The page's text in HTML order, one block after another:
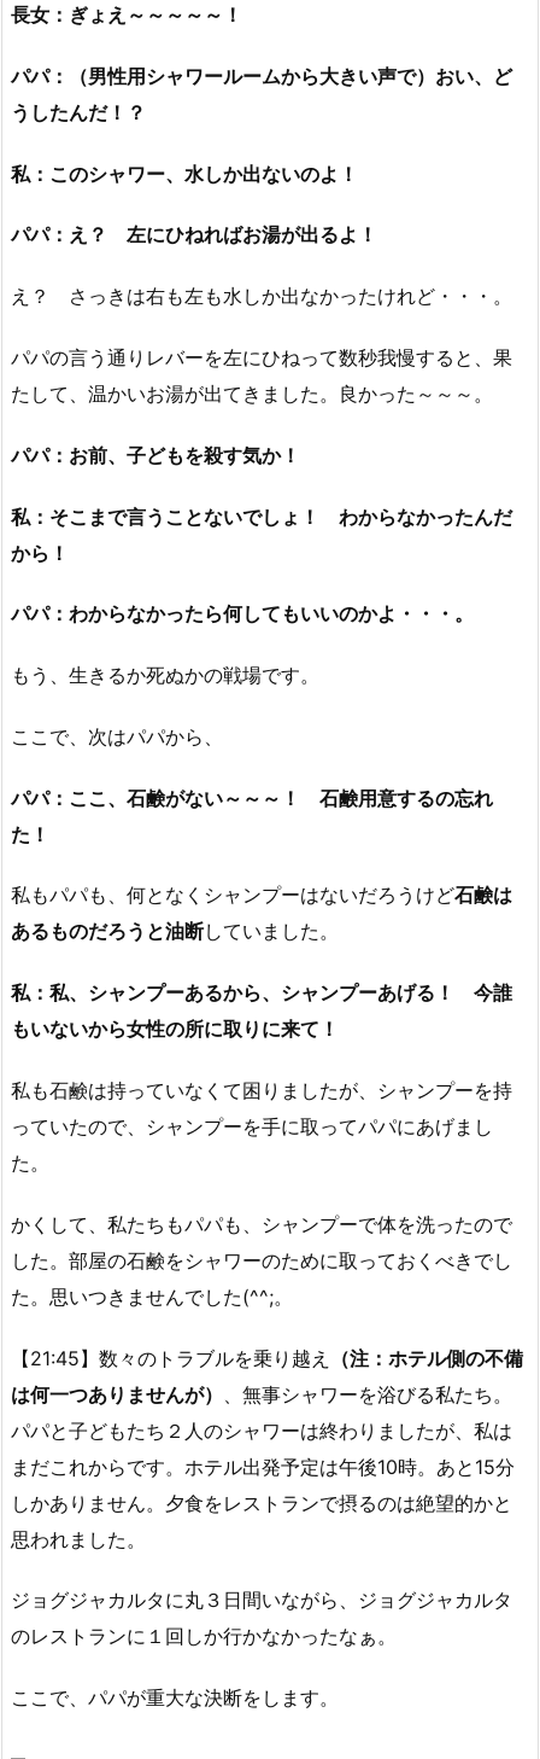
長女：ぎょえ～～～～～！
パパ：（男性用シャワールームから大きい声で）おい、ど
うしたんだ！？
私：このシャワー、水しか出ないのよ！
パパ：え？ 左にひねればお湯が出るよ！
え？ さっきは右も左も水しか出なかったけれど・・・。
パパの言う通りレバーを左にひねって数秒我慢すると、果
たして、温かいお湯が出てきました。良かった～～～。
パパ：お前、子どもを殺す気か！
私：そこまで言うことないでしょ！ わからなかったんだ
から！
パパ：わからなかったら何してもいいのかよ・・・。
もう、生きるか死ぬかの戦場です。
ここで、次はパパから、
パパ：ここ、石鹸がない～～～！ 石鹸用意するの忘れ
た！
私もパパも、何となくシャンプーはないだろうけど石鹸は
あるものだろうと油断していました。
私：私、シャンプーあるから、シャンプーあげる！ 今誰
もいないから女性の所に取りに来て！
私も石鹸は持っていなくて困りましたが、シャンプーを持
っていたので、シャンプーを手に取ってパパにあげまし
た。
かくして、私たちもパパも、シャンプーで体を洗ったので
した。部屋の石鹸をシャワーのために取っておくべきでし
た。思いつきませんでした(^^;。
【21:45】数々のトラブルを乗り越え
（注：ホテル側の不備
は何一つありませんが）
、無事シャワーを浴びる私たち。
パパと子どもたち２人のシャワーは終わりましたが、私は
まだこれからです。ホテル出発予定は午後10時。あと15分
しかありません。夕食をレストランで摂るのは絶望的かと
思われました。
ジョグジャカルタに丸３日間いながら、ジョグジャカルタ
のレストランに１回しか行かなかったなぁ。
ここで、パパが重大な決断をします。